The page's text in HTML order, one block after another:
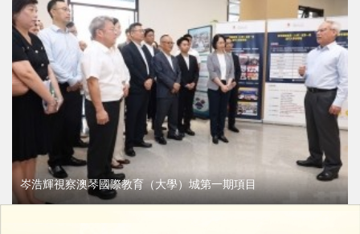
岑浩輝視察澳琴國際教育（大學）城第一期項目